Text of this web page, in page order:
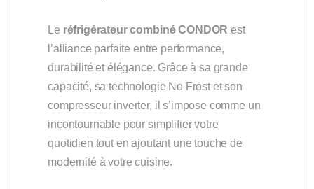
Le réfrigérateur combiné CONDOR est
l’alliance parfaite entre performance,
durabilité et élégance. Grâce à sa grande
capacité, sa technologie No Frost et son
compresseur inverter, il s’impose comme un
incontournable pour simplifier votre
quotidien tout en ajoutant une touche de
modernité à votre cuisine.